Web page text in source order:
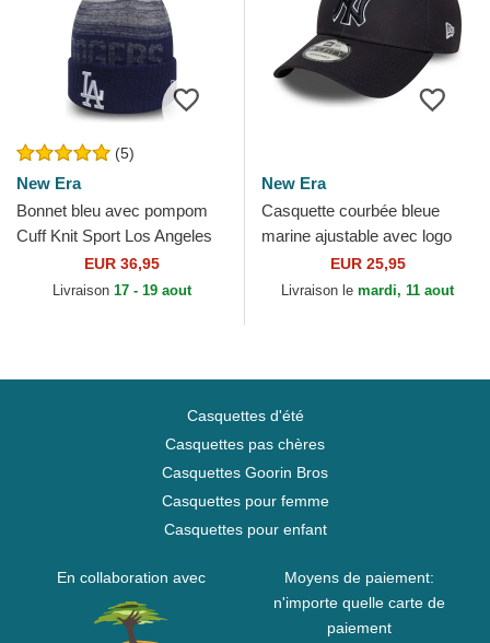
(5)
New Era
Bonnet bleu avec pompom
Cuff Knit Sport Los Angeles
Dodgers MLB New Era
EUR 36,95
Livraison 17 - 19 aout
New Era
Casquette courbée bleue
marine ajustable avec logo
bleu marine 9FORTY Outline
New York Yankees...
EUR 25,95
Livraison le mardi, 11 aout
Casquettes d'été
Casquettes pas chères
Casquettes Goorin Bros
Casquettes pour femme
Casquettes pour enfant
En collaboration avec
Moyens de paiement:
n'importe quelle carte de
paiement